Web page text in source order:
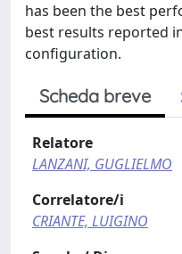
has been the best
best results reported
configuration.
Scheda breve
Relatore
LANZANI, GUGLIELMO
Correlatore/i
CRIANTE, LUIGINO